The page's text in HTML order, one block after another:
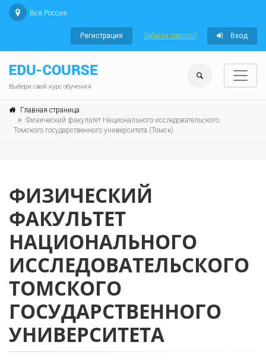
Вся Россия
Регистрация Забыли пароль? Вход
Выбери свой курс обучения
Главная страница
Физический факультет Национального исследовательского
Томского государственного университета (Томск)
ФИЗИЧЕСКИЙ
ФАКУЛЬТЕТ
НАЦИОНАЛЬНОГО
ИССЛЕДОВАТЕЛЬСКОГО
ТОМСКОГО
ГОСУДАРСТВЕННОГО
УНИВЕРСИТЕТА